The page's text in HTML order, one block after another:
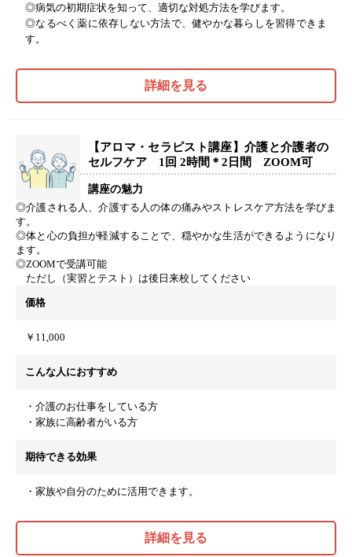
◎病気の初期症状を知って、適切な対処方法を学びます。
◎なるべく薬に依存しない方法で、健やかな暮らしを習得できま
す。
詳細を見る
【アロマ・セラピスト講座】介護と介護者の
セルフケア 1回 2時間＊2日間 ZOOM可
講座の魅力
◎介護される人、介護する人の体の痛みやストレスケア方法を学びま
す。
◎体と心の負担が軽減することで、穏やかな生活ができるようになり
ます。
◎ZOOMで受講可能
ただし（実習とテスト）は後日来校してください
価格
￥11,000
こんな人におすすめ
・介護のお仕事をしている方
・家族に高齢者がいる方
期待できる効果
・家族や自分のために活用できます。
詳細を見る